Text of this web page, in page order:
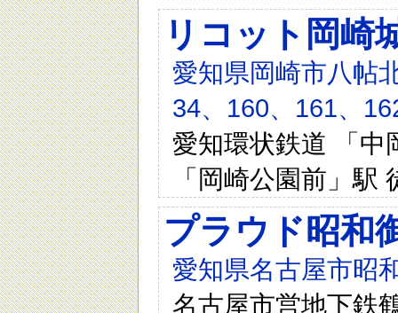
リコット岡崎
愛知県岡崎市八帖
34、160、161、
愛知環状鉄道 「中
「岡崎公園前」駅
プラウド昭和
愛知県名古屋市昭
名古屋市営地下鉄